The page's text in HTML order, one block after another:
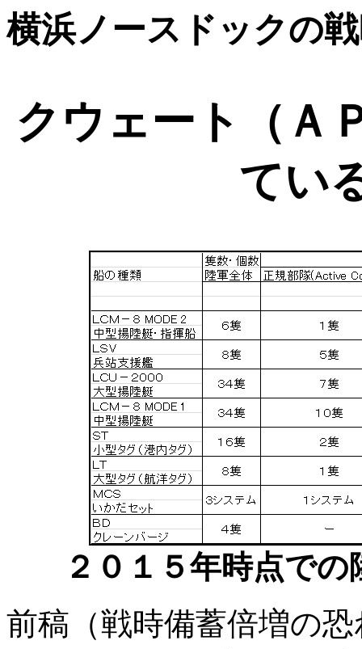
横浜ノースドックの
クウェート（Ａ
てい
２０１５年時点で
前稿（戦時備蓄倍増の